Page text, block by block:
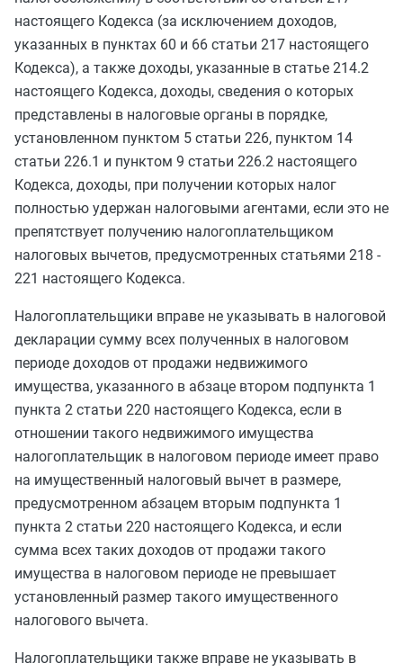
настоящего Кодекса (за исключением доходов,
указанных в пунктах 60 и 66 статьи 217 настоящего
Кодекса), а также доходы, указанные в статье 214.2
настоящего Кодекса, доходы, сведения о которых
представлены в налоговые органы в порядке,
установленном пунктом 5 статьи 226, пунктом 14
статьи 226.1 и пунктом 9 статьи 226.2 настоящего
Кодекса, доходы, при получении которых налог
полностью удержан налоговыми агентами, если это не
препятствует получению налогоплательщиком
налоговых вычетов, предусмотренных статьями 218 -
221 настоящего Кодекса.
Налогоплательщики вправе не указывать в налоговой
декларации сумму всех полученных в налоговом
периоде доходов от продажи недвижимого
имущества, указанного в абзаце втором подпункта 1
пункта 2 статьи 220 настоящего Кодекса, если в
отношении такого недвижимого имущества
налогоплательщик в налоговом периоде имеет право
на имущественный налоговый вычет в размере,
предусмотренном абзацем вторым подпункта 1
пункта 2 статьи 220 настоящего Кодекса, и если
сумма всех таких доходов от продажи такого
имущества в налоговом периоде не превышает
установленный размер такого имущественного
налогового вычета.
Налогоплательщики также вправе не указывать в